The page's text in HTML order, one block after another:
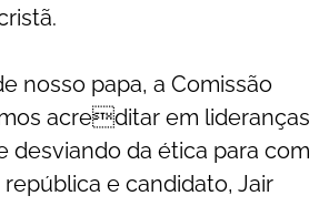
nosso papa, a Comissão
acreditar em lideranças
desviando da ética para com
e candidato, Jair